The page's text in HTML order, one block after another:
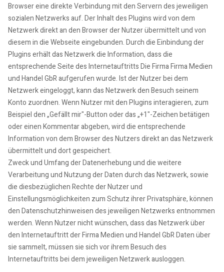
Browser eine direkte Verbindung mit den Servern des jeweiligen
sozialen Netzwerks auf. Der Inhalt des Plugins wird von dem
Netzwerk direkt an den Browser der Nutzer übermittelt und von
diesem in die Webseite eingebunden. Durch die Einbindung der
Plugins erhält das Netzwerk die Information, dass die
entsprechende Seite des Internetauftritts Die Firma Firma Medien
und Handel GbR aufgerufen wurde. Ist der Nutzer bei dem
Netzwerk eingeloggt, kann das Netzwerk den Besuch seinem
Konto zuordnen. Wenn Nutzer mit den Plugins interagieren, zum
Beispiel den „Gefällt mir"-Button oder das „+1"-Zeichen betätigen
oder einen Kommentar abgeben, wird die entsprechende
Information von dem Browser des Nutzers direkt an das Netzwerk
übermittelt und dort gespeichert.
Zweck und Umfang der Datenerhebung und die weitere
Verarbeitung und Nutzung der Daten durch das Netzwerk, sowie
die diesbezüglichen Rechte der Nutzer und
Einstellungsmöglichkeiten zum Schutz ihrer Privatsphäre, können
den Datenschutzhinweisen des jeweiligen Netzwerks entnommen
werden. Wenn Nutzer nicht wünschen, dass das Netzwerk über
den Internetauftritt der Firma Medien und Handel GbR Daten über
sie sammelt, müssen sie sich vor ihrem Besuch des
Internetauftritts bei dem jeweiligen Netzwerk ausloggen.